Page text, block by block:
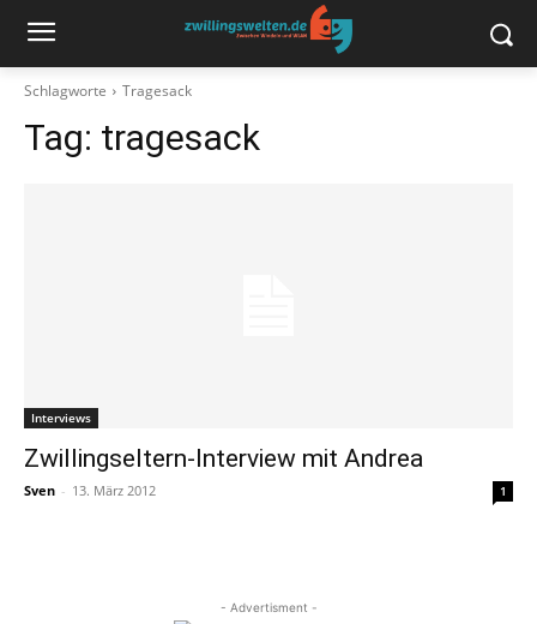
Schlagworte Tragesack
Tag: tragesack
Interviews
Zwillingseltern-Interview mit Andrea
Sven - 13. März 2012 1
- Advertisment -